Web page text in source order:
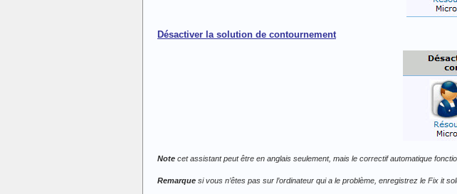
Désactiver la solution de contournement
Note cet assistant peut être en anglais seulement, mais le correctif automatique
Remarque si vous n’êtes pas sur l’ordinateur qui a le problème, enregistrez le Fix it